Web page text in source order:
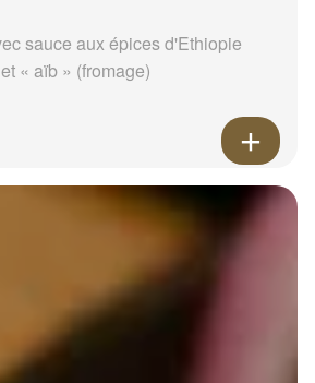
sauce aux épices d'Ethiopie
« aïb » (fromage)